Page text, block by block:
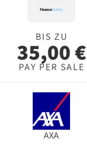
BIS ZU
35,00 €
PAY PER SALE
AXA